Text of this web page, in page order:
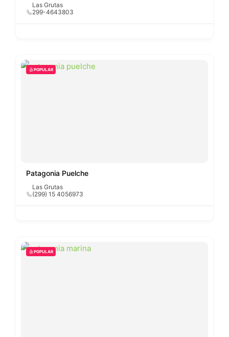
Las Grutas
299-4643803
POPULAR
Patagonia Puelche
Las Grutas
(299) 15 4056973
POPULAR